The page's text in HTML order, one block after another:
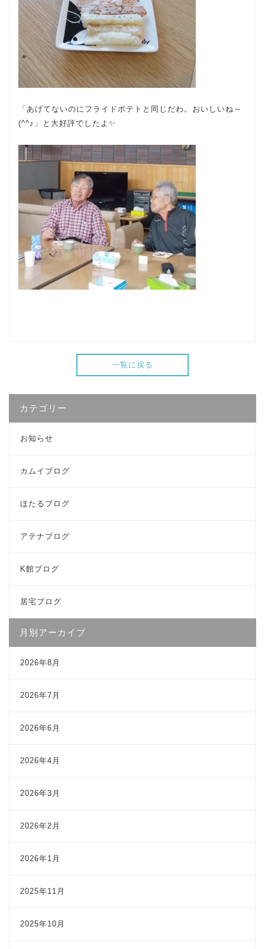
「あげてないのにフライドポテトと同じだわ。おいしいね～
(^^♪」と大好評でしたよ✨
一覧に戻る
カテゴリー
お知らせ
カムイブログ
ほたるブログ
アテナブログ
K館ブログ
居宅ブログ
月別アーカイブ
2026年8月
2026年7月
2026年6月
2026年4月
2026年3月
2026年2月
2026年1月
2025年11月
2025年10月